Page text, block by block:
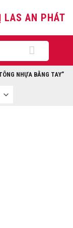
LAS AN PHÁT
NHỰA BẰNG TAY”